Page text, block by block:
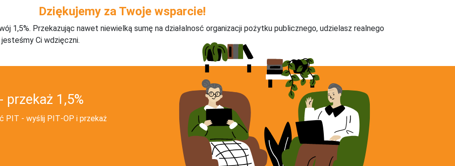
Dziękujemy za Twoje wsparcie!
1,5%. Przekazując nawet niewielką sumę na działalnosć organizacji pożytku publicznego, udzielasz realnego
Ci wdzięczni.
1,5%
PIT - wyślij PIT‑OP i przekaż